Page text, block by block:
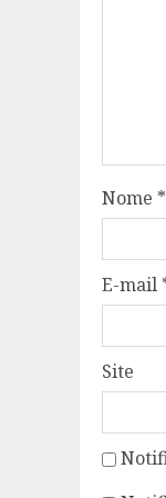
Nome *
E-mail
Site